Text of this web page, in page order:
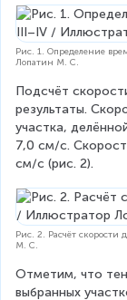
4
}
}
=
{
\
L
a
r
g
e
\
_
{
0
Рис. 1. Определение
Лопатин М. С.
Подсчёт
результаты.
участка,
7,0 см/с.
см/с (рис. 2).
Рис. 2. Расчёт
М. С.
Отметим, что
выбранных